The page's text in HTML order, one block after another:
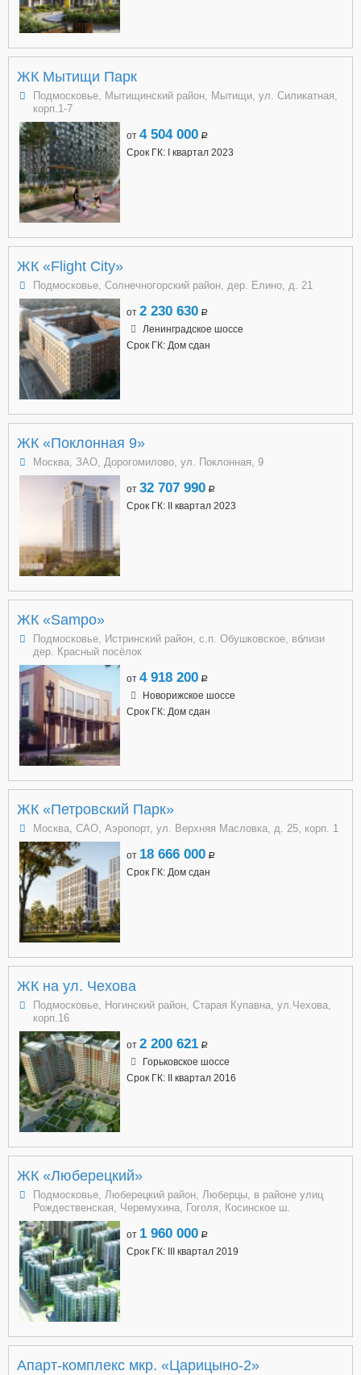
ЖК Мытищи Парк
Подмосковье, Мытищинский район, Мытищи, ул. Силикатная,
корп.1-7
от 4 504 000 a
Срок ГК: I квартал 2023
ЖК «Flight City»
Подмосковье, Солнечногорский район, дер. Елино, д. 21
от 2 230 630 a
Ленинградское шоссе
Срок ГК: Дом сдан
ЖК «Поклонная 9»
Москва, ЗАО, Дорогомилово, ул. Поклонная, 9
от 32 707 990 a
Срок ГК: II квартал 2023
ЖК «Sampo»
Подмосковье, Истринский район, с.п. Обушковское, вблизи
дер. Красный посёлок
от 4 918 200 a
Новорижское шоссе
Срок ГК: Дом сдан
ЖК «Петровский Парк»
Москва, САО, Аэропорт, ул. Верхняя Масловка, д. 25, корп. 1
от 18 666 000 a
Срок ГК: Дом сдан
ЖК на ул. Чехова
Подмосковье, Ногинский район, Старая Купавна, ул.Чехова,
корп.16
от 2 200 621 a
Горьковское шоссе
Срок ГК: II квартал 2016
ЖК «Люберецкий»
Подмосковье, Люберецкий район, Люберцы, в районе улиц
Рождественская, Черемухина, Гоголя, Косинское ш.
от 1 960 000 a
Срок ГК: III квартал 2019
Апарт-комплекс мкр. «Царицыно-2»